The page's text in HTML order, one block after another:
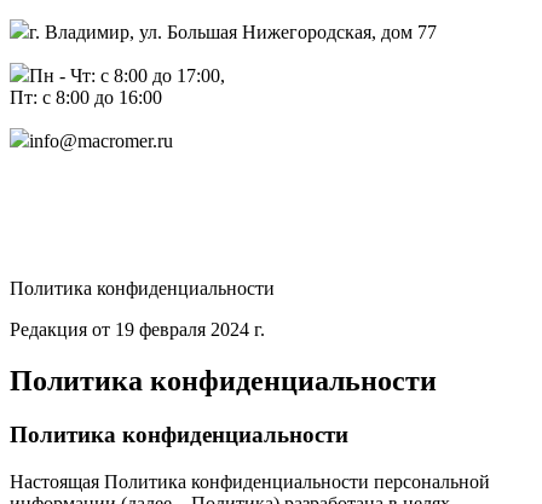
г. Владимир, ул. Большая Нижегородская, дом 77
Пн - Чт: с 8:00 до 17:00,
Пт: с 8:00 до 16:00
info@macromer.ru
Политика конфиденциальности
Редакция от 19 февраля 2024 г.
Политика конфиденциальности
Политика конфиденциальности
Настоящая Политика конфиденциальности персональной